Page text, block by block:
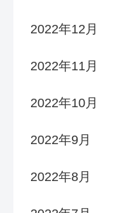
2022年12月
2022年11月
2022年10月
2022年9月
2022年8月